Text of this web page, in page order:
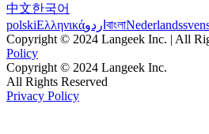
中文한국어
polskiΕλληνικάاردو বাংলাNederlands
Copyright © 2024 Langeek Inc. | All
Policy
Copyright © 2024 Langeek Inc.
All Rights Reserved
Privacy Policy